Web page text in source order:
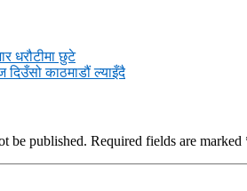
धरौटीमा छुटे
दिउँसो काठमाडौं ल्याइँदै
be published. Required fields are marked